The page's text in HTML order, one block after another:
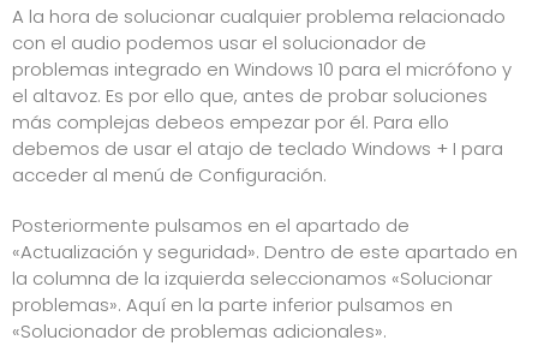
A la hora de solucionar cualquier problema relacionado
con el audio podemos usar el solucionador de
problemas integrado en Windows 10 para el micrófono y
el altavoz. Es por ello que, antes de probar soluciones
más complejas debeos empezar por él. Para ello
debemos de usar el atajo de teclado Windows + I para
acceder al menú de Configuración.
Posteriormente pulsamos en el apartado de
«Actualización y seguridad». Dentro de este apartado en
la columna de la izquierda seleccionamos «Solucionar
problemas». Aquí en la parte inferior pulsamos en
«Solucionador de problemas adicionales».